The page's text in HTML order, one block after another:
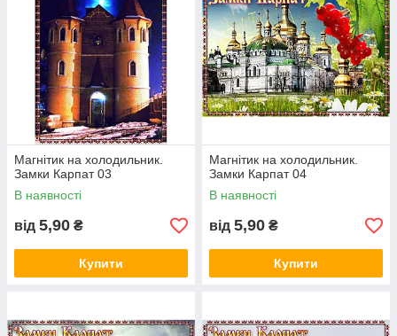
Магнітик на холодильник.
Замки Карпат 03
В наявності
від 5,90 ₴
Купити
Магнітик на холодильник.
Замки Карпат 04
В наявності
від 5,90 ₴
Купити